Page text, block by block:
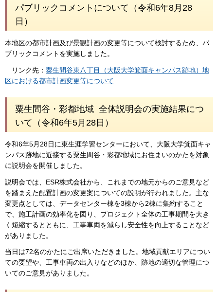
パブリックコメントについて（令和6年8月28
日）
本地区の都市計画及び景観計画の変更等について検討するため、パ
ブリックコメントを実施しました。
リンク先： 粟生間谷東八丁目（大阪大学箕面キャンパス跡地）地
区における都市計画変更等について
粟生間谷・彩都地域 全体説明会の実施結果につ
いて（令和6年5月28日）
令和6年5月28日に東生涯学習センターにおいて、大阪大学箕面キャ
ンパス跡地に近接する粟生間谷・彩都地域にお住まいのかたを対象
に説明会を開催しました。
説明会では、ESR株式会社から、これまでの地元からのご意見など
を踏まえた配置計画の変更案についての説明が行われました。主な
変更点としては、データセンター棟を3棟から2棟に集約すること
で、施工計画の効率化を図り、プロジェクト全体の工事期間を大き
く短縮するとともに、工事車両を減らし安全性を向上することなど
がありました。
当日は72名のかたにご出席いただきました。地域貢献エリアについ
ての要望や、工事車両の出入りなどのほか、跡地の適切な管理につ
いてのご意見がありました。